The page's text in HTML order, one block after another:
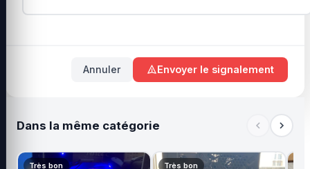
Annuler Envoyer le signalement
Dans la même catégorie
Très bon Très bon